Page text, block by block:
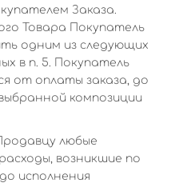
Заказа.
Товара Покупатель
одним из следующих
в п. 5. Покупатель
от оплаты заказа, до
композиции
любые
возникшие по
исполнения